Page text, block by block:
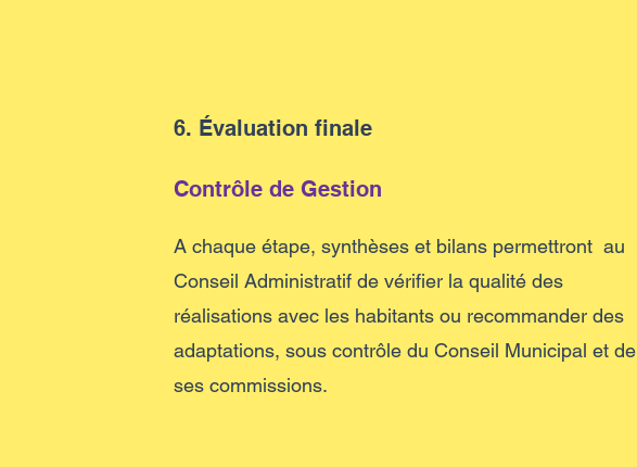
6. Évaluation finale
Contrôle de Gestion
A chaque étape, synthèses et bilans permettront au
Conseil Administratif de vérifier la qualité des
réalisations avec les habitants ou recommander des
adaptations, sous contrôle du Conseil Municipal et de
ses commissions.